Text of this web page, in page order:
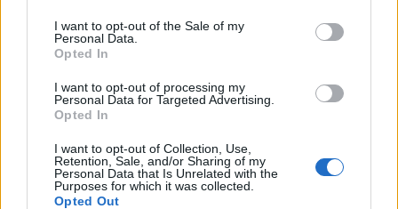
I want to opt-out of the Sale of my
Personal Data.
Opted In
I want to opt-out of processing my
Personal Data for Targeted Advertising.
Opted In
I want to opt-out of Collection, Use,
Retention, Sale, and/or Sharing of my
Personal Data that Is Unrelated with the
Purposes for which it was collected.
Opted Out
Σε συνθήκες… καύσωνα οι σχέσεις ΤΕΕ Καλύμνου και
με συγκεκριμένα στοιχεία